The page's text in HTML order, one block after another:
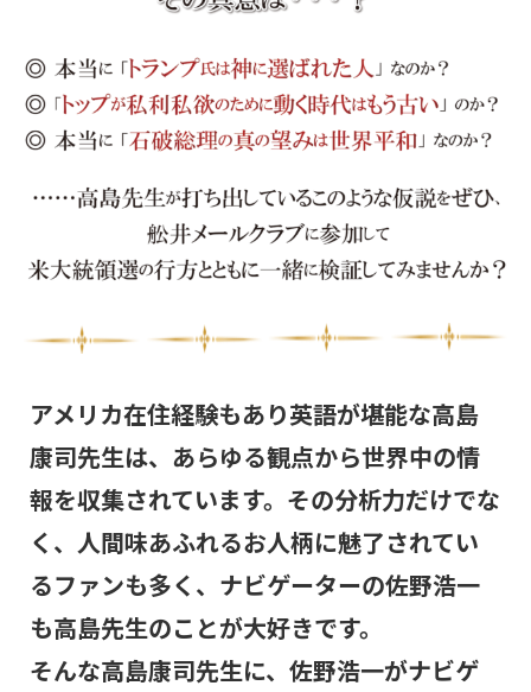
アメリカ在住経験もあり英語が堪能な高島
康司先生は、あらゆる観点から世界中の情
報を収集されています。その分析力だけでな
く、人間味あふれるお人柄に魅了されてい
るファンも多く、ナビゲーターの佐野浩一
も高島先生のことが大好きです。
そんな高島康司先生に、佐野浩一がナビゲ